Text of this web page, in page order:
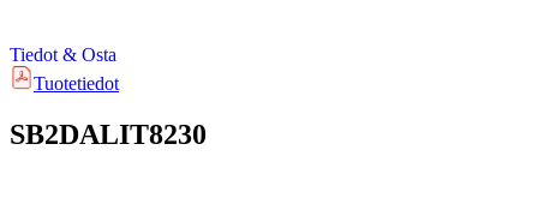
Tiedot & Osta
Tuotetiedot
SB2DALIT8230